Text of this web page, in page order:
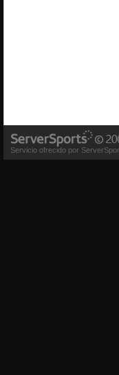
Servicio ofrecido por